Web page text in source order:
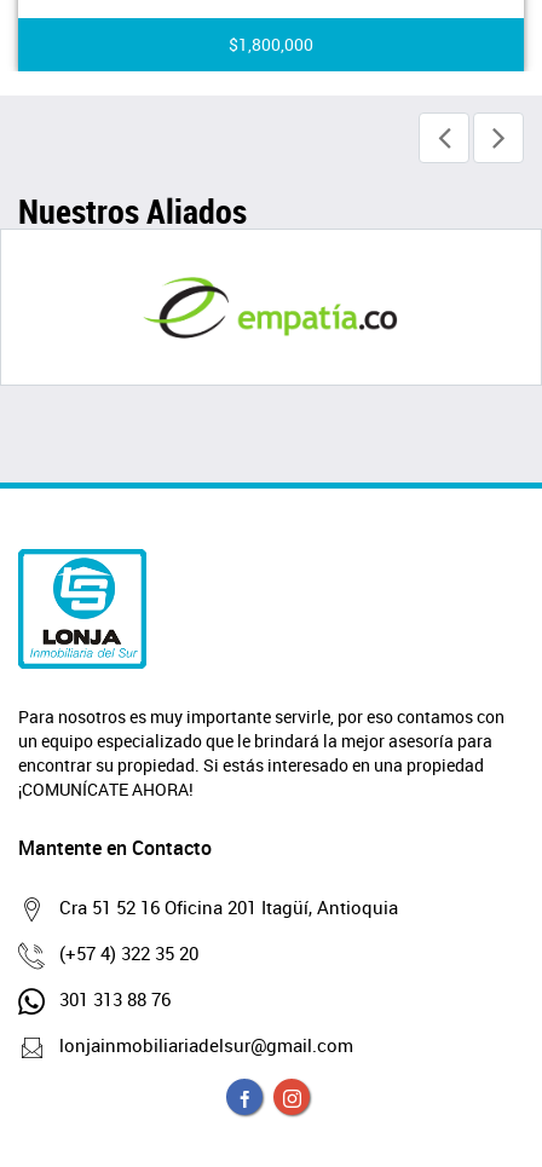
$1,800,000
Nuestros Aliados
Para nosotros es muy importante servirle, por eso contamos con
un equipo especializado que le brindará la mejor asesoría para
encontrar su propiedad. Si estás interesado en una propiedad
¡COMUNÍCATE AHORA!
Mantente en Contacto
Cra 51 52 16 Oficina 201 Itagüí, Antioquia
(+57 4) 322 35 20
301 313 88 76
lonjainmobiliariadelsur@gmail.com